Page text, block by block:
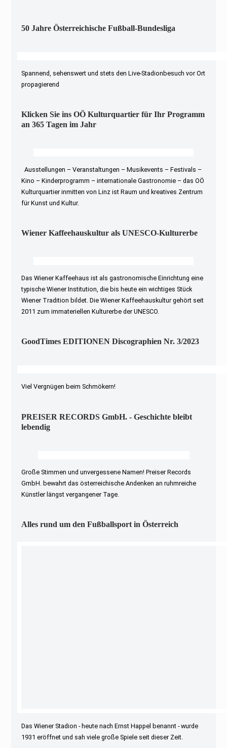
50 Jahre Österreichische Fußball-Bundesliga
Spannend, sehenswert und stets den Live-Stadionbesuch vor Ort
propagierend
Klicken Sie ins OÖ Kulturquartier für Ihr Programm
an 365 Tagen im Jahr
Ausstellungen – Veranstaltungen – Musikevents – Festivals –
Kino – Kinderprogramm – internationale Gastronomie – das OÖ
Kulturquartier inmitten von Linz ist Raum und kreatives Zentrum
für Kunst und Kultur.
Wiener Kaffeehauskultur als UNESCO-Kulturerbe
Das Wiener Kaffeehaus ist als gastronomische Einrichtung eine
typische Wiener Institution, die bis heute ein wichtiges Stück
Wiener Tradition bildet. Die Wiener Kaffeehauskultur gehört seit
2011 zum immateriellen Kulturerbe der UNESCO.
GoodTimes EDITIONEN Discographien Nr. 3/2023
Viel Vergnügen beim Schmökern!
PREISER RECORDS GmbH. - Geschichte bleibt
lebendig
Große Stimmen und unvergessene Namen! Preiser Records
GmbH. bewahrt das österreichische Andenken an ruhmreiche
Künstler längst vergangener Tage.
Alles rund um den Fußballsport in Österreich
Das Wiener Stadion - heute nach Ernst Happel benannt - wurde
1931 eröffnet und sah viele große Spiele seit dieser Zeit.